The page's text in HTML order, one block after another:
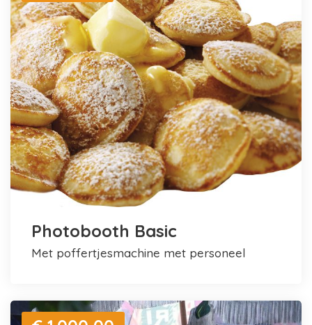
Photobooth Basic
met poffertjesmachine met personeel